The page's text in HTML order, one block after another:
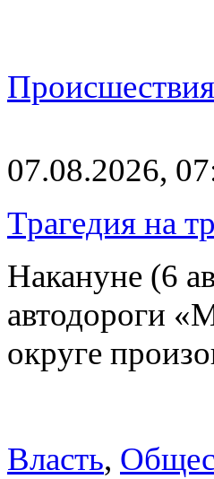
Происшествия
07.08.2026,
Трагедия на
Накануне (6
автодороги
округе
Власть,